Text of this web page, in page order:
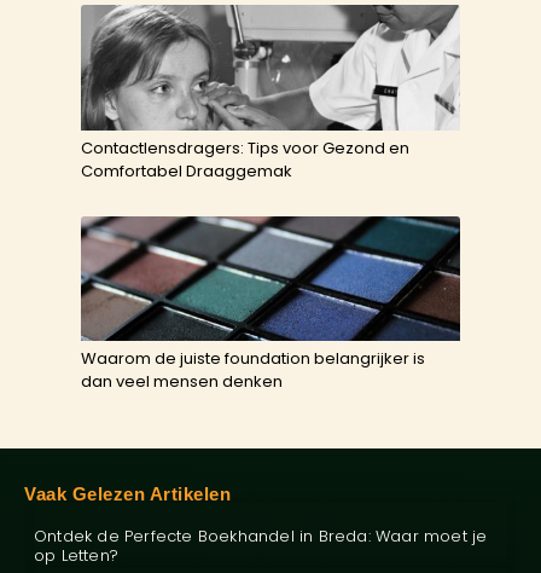
Contactlensdragers: Tips voor Gezond en
Comfortabel Draaggemak
Waarom de juiste foundation belangrijker is
dan veel mensen denken
Vaak Gelezen Artikelen
Ontdek de Perfecte Boekhandel in Breda: Waar moet je
op Letten?